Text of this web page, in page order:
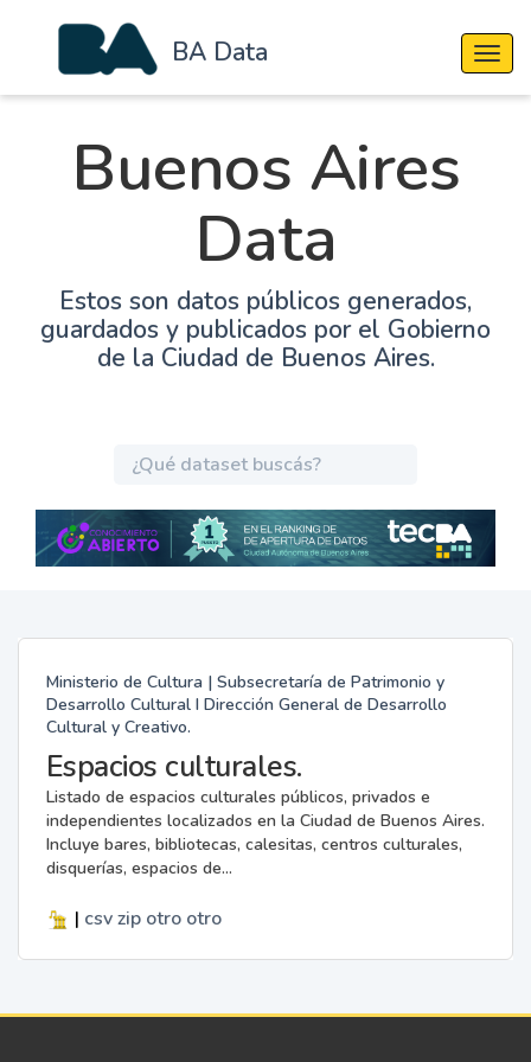
BA Data
Buenos Aires
Data
Estos son datos públicos generados,
guardados y publicados por el Gobierno
de la Ciudad de Buenos Aires.
Ministerio de Cultura | Subsecretaría de Patrimonio y
Desarrollo Cultural I Dirección General de Desarrollo
Cultural y Creativo.
Espacios culturales.
Listado de espacios culturales públicos, privados e
independientes localizados en la Ciudad de Buenos Aires.
Incluye bares, bibliotecas, calesitas, centros culturales,
disquerías, espacios de...
| csv zip otro otro